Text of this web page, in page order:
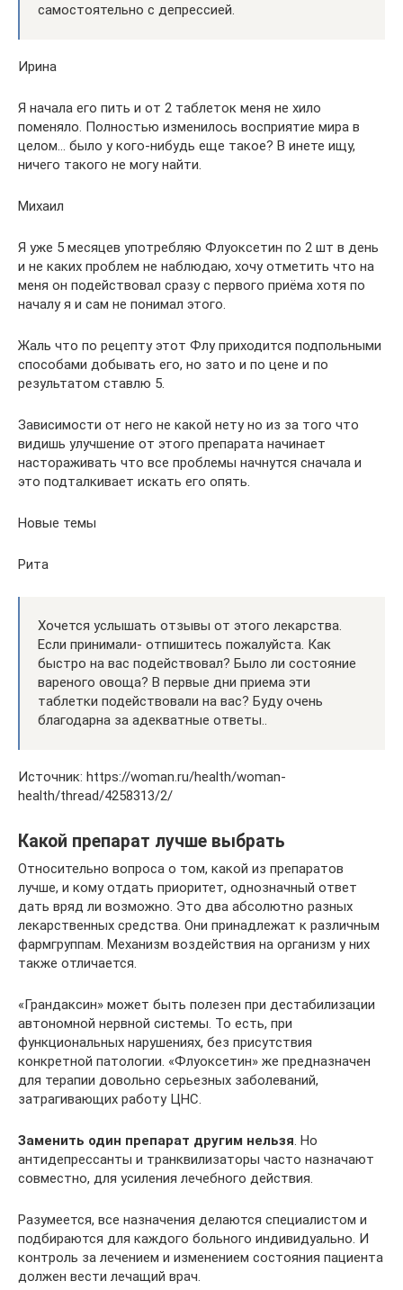
самостоятельно с депрессией.
Ирина
Я начала его пить и от 2 таблеток меня не хило
поменяло. Полностью изменилось восприятие мира в
целом… было у кого-нибудь еще такое? В инете ищу,
ничего такого не могу найти.
Михаил
Я уже 5 месяцев употребляю Флуоксетин по 2 шт в день
и не каких проблем не наблюдаю, хочу отметить что на
меня он подействовал сразу с первого приёма хотя по
началу я и сам не понимал этого.
Жаль что по рецепту этот Флу приходится подпольными
способами добывать его, но зато и по цене и по
результатом ставлю 5.
Зависимости от него не какой нету но из за того что
видишь улучшение от этого препарата начинает
настораживать что все проблемы начнутся сначала и
это подталкивает искать его опять.
Новые темы
Рита
Хочется услышать отзывы от этого лекарства.
Если принимали- отпишитесь пожалуйста. Как
быстро на вас подействовал? Было ли состояние
вареного овоща? В первые дни приема эти
таблетки подействовали на вас? Буду очень
благодарна за адекватные ответы..
Источник: https://woman.ru/health/woman-
health/thread/4258313/2/
Какой препарат лучше выбрать
Относительно вопроса о том, какой из препаратов
лучше, и кому отдать приоритет, однозначный ответ
дать вряд ли возможно. Это два абсолютно разных
лекарственных средства. Они принадлежат к различным
фармгруппам. Механизм воздействия на организм у них
также отличается.
«Грандаксин» может быть полезен при дестабилизации
автономной нервной системы. То есть, при
функциональных нарушениях, без присутствия
конкретной патологии. «Флуоксетин» же предназначен
для терапии довольно серьезных заболеваний,
затрагивающих работу ЦНС.
Заменить один препарат другим нельзя. Но
антидепрессанты и транквилизаторы часто назначают
совместно, для усиления лечебного действия.
Разумеется, все назначения делаются специалистом и
подбираются для каждого больного индивидуально. И
контроль за лечением и изменением состояния пациента
должен вести лечащий врач.